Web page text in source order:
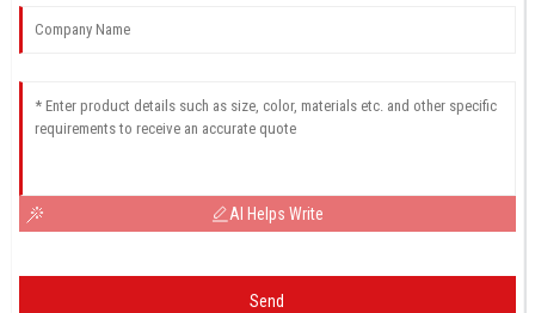
AI Helps Write
Send